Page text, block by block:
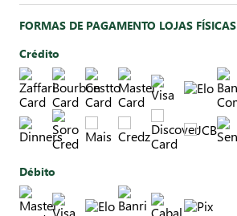
FORMAS DE PAGAMENTO LOJAS FÍSICAS
Crédito
Débito